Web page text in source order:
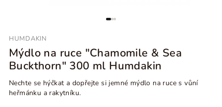
HUMDAKIN
Mýdlo na ruce "Chamomile & Sea
Buckthorn" 300 ml Humdakin
Nechte se hýčkat a dopřejte si jemné mýdlo na ruce s vůní
heřmánku a rakytníku.